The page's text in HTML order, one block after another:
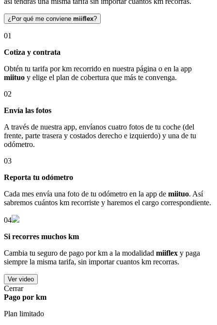
¿Por qué me conviene miiflex?
01
Cotiza y contrata
Obtén tu tarifa por km recorrido en nuestra página o en la app
miituo y elige el plan de cobertura que más te convenga.
02
Envía las fotos
A través de nuestra app, envíanos cuatro fotos de tu coche (del
frente, parte trasera y costados derecho e izquierdo) y una de tu
odómetro.
03
Reporta tu odómetro
Cada mes envía una foto de tu odómetro en la app de miituo. Así
sabremos cuántos km recorriste y haremos el cargo correspondiente.
04
Si recorres muchos km
Cambia tu seguro de pago por km a la modalidad miiflex y paga
siempre la misma tarifa, sin importar cuantos km recorras.
Ver video
Cerrar
Pago por km
Plan limitado